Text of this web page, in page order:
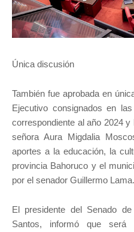
Única discusión
También fue aprobada en
Ejecutivo consignados en
correspondiente al año 2024
señora Aura Migdalia
aportes a la educación, la
provincia Bahoruco y el
por el senador Guillermo Lama.
El presidente del Senado
Santos, informó que será